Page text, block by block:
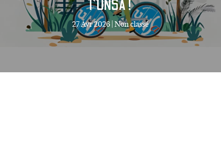
l’UNSA !
27 Avr 2026 Non classé